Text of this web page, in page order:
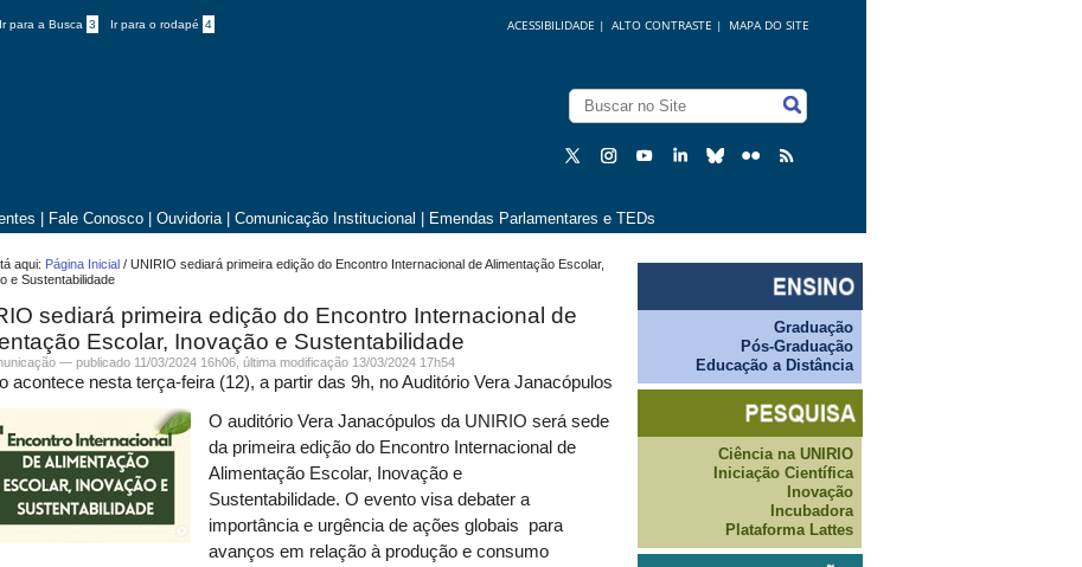
Ir para a Busca 3 Ir para o rodapé 4 MAPA DO SITE
ALTO CONTRASTE |
ACESSIBILIDADE |
Fale Conosco Ouvidoria Comunicação Institucional Emendas Parlamentares e TEDs
aqui: Página Inicial /UNIRIO sediará primeira edição do Encontro Internacional de Alimentação Escolar,
e Sustentabilidade
sediará primeira edição do Encontro Internacional de
Escolar, Inovação e Sustentabilidade
—publicado 11/03/2024 16h06,última modificação 13/03/2024 17h54
acontece nesta terça-feira (12), a partir das 9h, no Auditório Vera Janacópulos
O auditório Vera Janacópulos da UNIRIO será sede
da primeira edição do Encontro Internacional de
Alimentação Escolar, Inovação e
Sustentabilidade.O evento visa debater a
importância e urgência de ações globais para
avanços em relação à produção e consumo
Graduação
Pós-Graduação
Educação a Distância
Ciência na UNIRIO
Iniciação Científica
Inovação
Incubadora
Plataforma Lattes